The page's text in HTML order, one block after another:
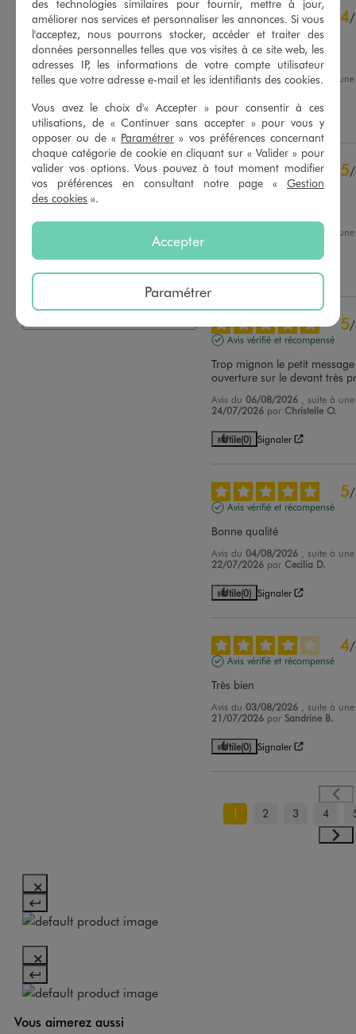
4.8/5
contrôle
Voir tous les avis sur ce site
5étoiles
76
4étoiles
12
3étoiles
1
2étoiles
1étoile 1
Trier les avis
4/
Avis vérifié et récompensé
Rien d'extraordinaire
Avis du07/08/2026 , suite à
Utile
5/
Avis vérifié et récompensé
, suite à
Utile(0) Signaler
5/
Avis vérifié et récompensé
Trop mignon le petit
ouverture sur le devant très
Avis du06/08/2026
, suite à
24/07/2026 parChristelle O.
Utile(0) Signaler
5/
Avis vérifié et récompensé
Bonne qualité
Avis du04/08/2026
, suite à
22/07/2026 parCecilia D.
Utile(0) Signaler
4/
Avis vérifié et récompensé
Très bien
Avis du03/08/2026
, suite à
21/07/2026 par Sandrine B.
Utile(0) Signaler
1 2 3 4
Vous aimerez aussi
des technologies similaires pour fournir, mettre à jour,
améliorer nos services et personnaliser les annonces. Si vous
l'acceptez, nous pourrons stocker, accéder et traiter des
données personnelles telles que vos visites à ce site web, les
adresses IP, les informations de votre compte utilisateur
telles que votre adresse e-mail et les identifiants des cookies.
Vous avez le choix d'« Accepter » pour consentir à ces
utilisations, de « Continuer sans accepter » pour vous y
opposer ou de « Paramétrer » vos préférences concernant
chaque catégorie de cookie en cliquant sur « Valider » pour
valider vos options. Vous pouvez à tout moment modifier
vos préférences en consultant notre page « Gestion
des cookies ».
Accepter
Paramétrer